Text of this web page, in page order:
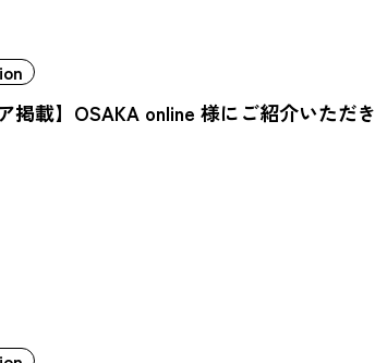
掲載】OSAKA online 様にご紹介いただき